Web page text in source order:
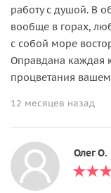
работу с душой. В
вообще в горах,
с собой море
Оправдана каждая
процветания
12 месяцев назад
Олег О.